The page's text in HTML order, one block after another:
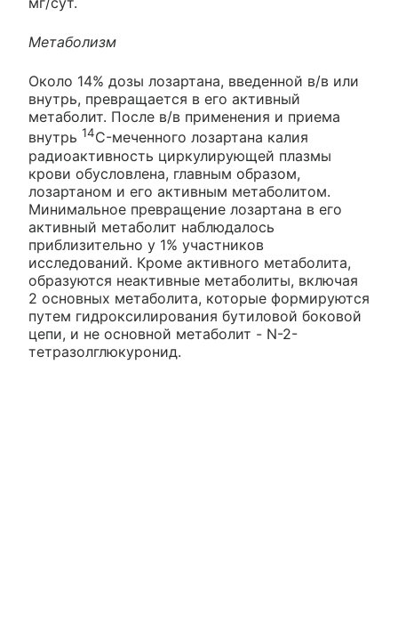
Метаболизм
Около 14% дозы лозартана, введенной в/в или
внутрь, превращается в его активный
метаболит. После в/в применения и приема
внутрь 14C-меченного лозартана калия
радиоактивность циркулирующей плазмы
крови обусловлена, главным образом,
лозартаном и его активным метаболитом.
Минимальное превращение лозартана в его
активный метаболит наблюдалось
приблизительно у 1% участников
исследований. Кроме активного метаболита,
образуются неактивные метаболиты, включая
2 основных метаболита, которые формируются
путем гидроксилирования бутиловой боковой
цепи, и не основной метаболит - N-2-
тетразолглюкуронид.